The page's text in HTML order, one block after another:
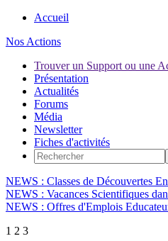
Accueil
Nos Actions
Trouver un Support ou une
Présentation
Actualités
Forums
Média
Newsletter
Fiches d'activités
NEWS : Classes de Découvertes
NEWS : Vacances Scientifiques
NEWS : Offres d'Emplois
1 2 3